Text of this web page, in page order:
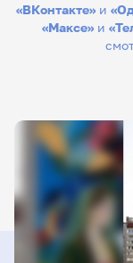
«ВКонтакте»и
«Максе» и